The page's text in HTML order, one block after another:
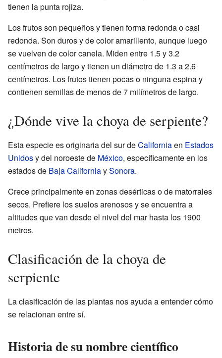
tienen la punta rojiza.
Los frutos son pequeños y tienen forma redonda o casi
redonda. Son duros y de color amarillento, aunque luego
se vuelven de color canela. Miden entre 1.5 y 3.2
centímetros de largo y tienen un diámetro de 1.3 a 2.6
centímetros. Los frutos tienen pocas o ninguna espina y
contienen semillas de menos de 7 milímetros de largo.
¿Dónde vive la choya de serpiente?
Esta especie es originaria del sur deCaliforniaen Estados
Unidosy del noroeste de México, específicamente en los
estados de Baja CaliforniaySonora.
Crece principalmente en zonas desérticas o de matorrales
secos. Prefiere los suelos arenosos y se encuentra a
altitudes que van desde el nivel del mar hasta los 1900
metros.
Clasificación de la choya de
serpiente
La clasificación de las plantas nos ayuda a entender cómo
se relacionan entre sí.
Historia de su nombre científico